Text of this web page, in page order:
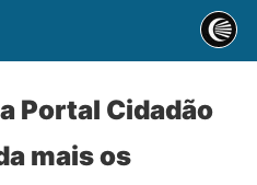
Portal Cidadão
mais os